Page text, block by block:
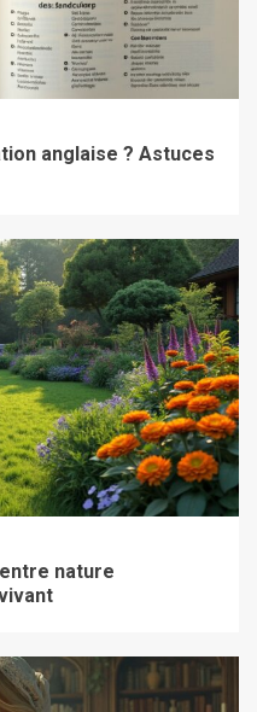
anglaise ? Astuces
nature